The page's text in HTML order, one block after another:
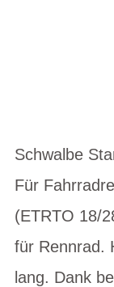
Schwalbe
Für
(ETRTO 18/
für Rennrad.
lang. Dank